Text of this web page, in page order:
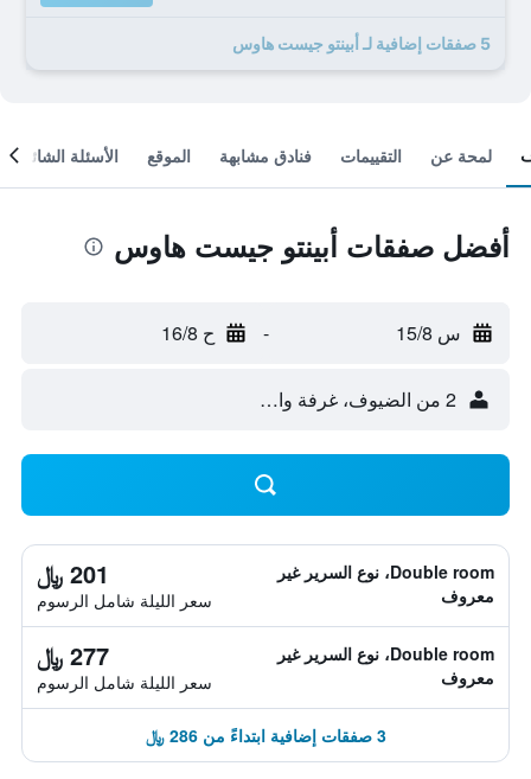
5 صفقات إضافية لـ أبينتو جيست هاوس
لمحة عن التقييمات فنادق مشابهة الموقع الأسئلة الشائعة
أفضل صفقات أبينتو جيست هاوس
س 15/8 - ح 16/8
2 من الضيوف، غرفة واحدة
Double room، نوع السرير غير
معروف
201 ﷼
سعر الليلة شامل الرسوم
Double room، نوع السرير غير
معروف
277 ﷼
سعر الليلة شامل الرسوم
3 صفقات إضافية ابتداءً من 286 ﷼